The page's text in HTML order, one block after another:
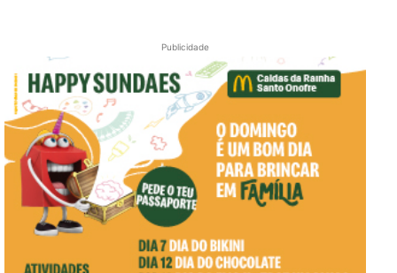
Publicidade